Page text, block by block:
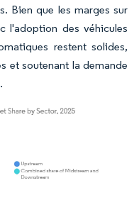
Bien que les marges sur
l'adoption des véhicules
restent solides,
et soutenant la demande